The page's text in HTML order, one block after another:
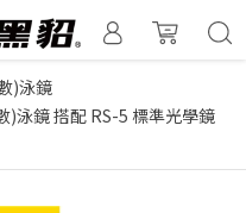
)泳鏡
)泳鏡 搭配 RS-5 標準光學鏡